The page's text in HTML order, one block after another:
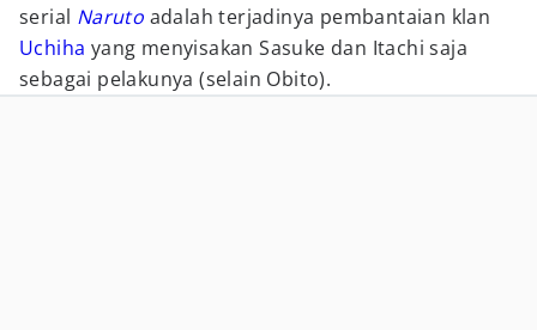
serial Naruto adalah terjadinya pembantaian klan
Uchiha yang menyisakan Sasuke dan Itachi saja
sebagai pelakunya (selain Obito).